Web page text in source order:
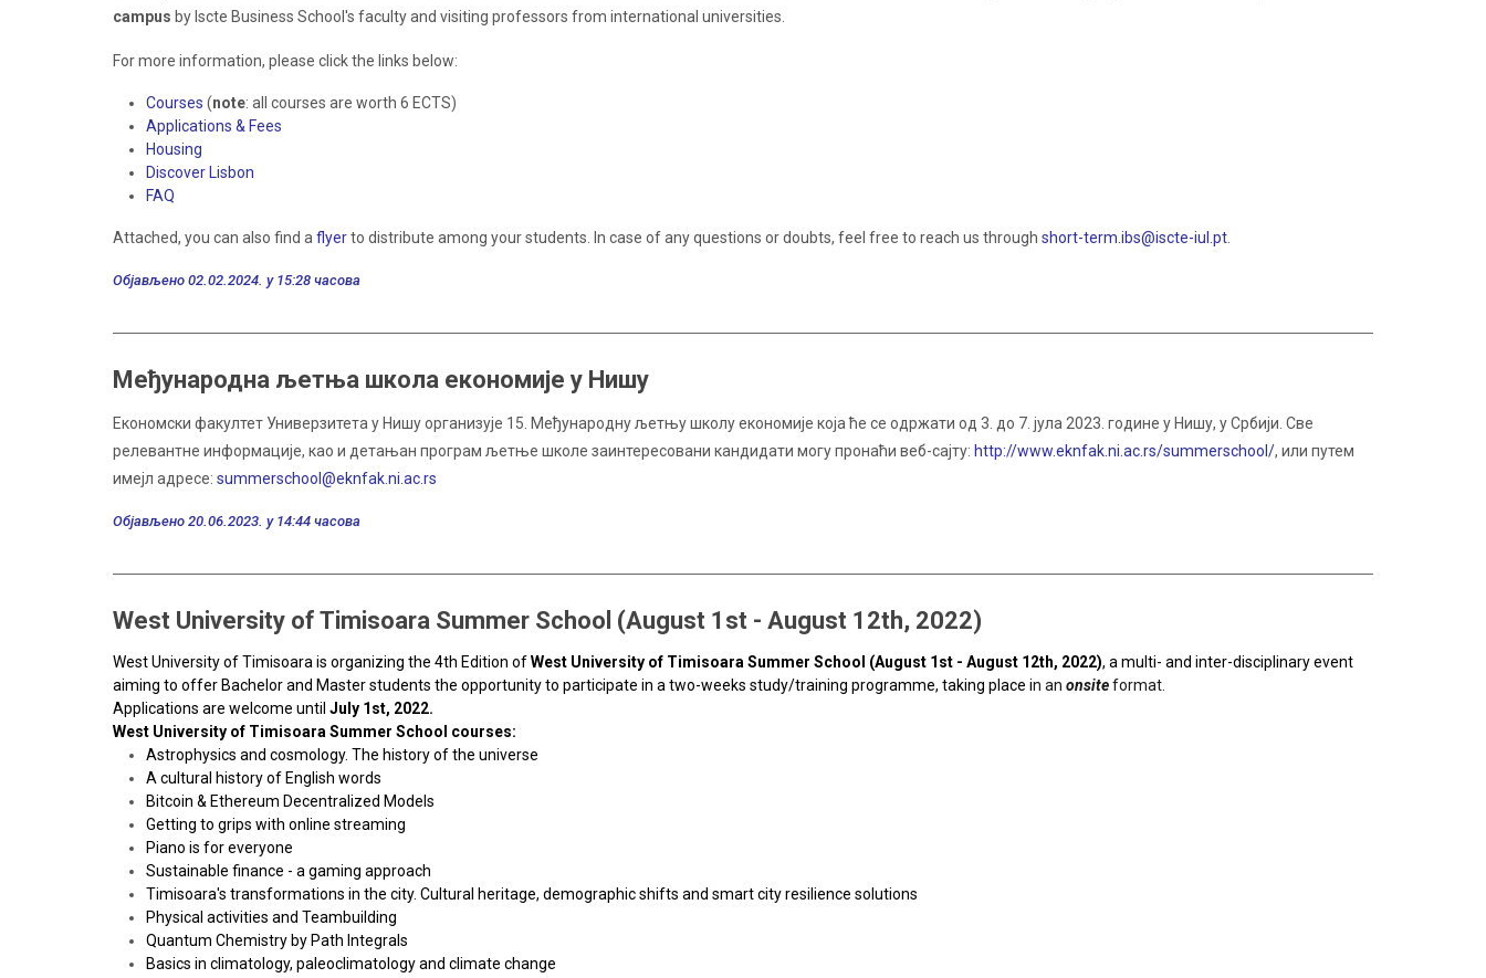
campus by Iscte Business School's faculty and visiting professors from international universities.
For more information, please click the links below:
Courses (note: all courses are worth 6 ECTS)
Applications & Fees
Housing
Discover Lisbon
FAQ
Attached, you can also find a flyerto distribute among your students. In case of any questions or doubts, feel free to reach us through short-term.ibs@iscte-iul.pt
Објављено 02.02.2024. у 15:28 часова
Међународна љетња школа економије у Нишу
Економски факултет Универзитета у Нишу организује 15. Међународну љетњу школу економије која ће се одржати од 3. до 7. јула 2023. године у Нишу, у Србији. Све
релевантне информације, као и детањан програм љетње школе заинтересовани кандидати могу пронаћи веб-сајту: http://www.eknfak.ni.ac.rs/summerschool/, или путем
имејл адресе: summerschool@eknfak.ni.ac.rs
Објављено 20.06.2023. у 14:44 часова
West University of Timisoara Summer School (August 1st - August 12th, 2022)
West University of Timisoara is organizing the 4th Edition ofWest University of Timisoara Summer School (August 1st - August 12th, 2022), a multi- and inter-disciplinary event
aiming to offer Bachelor and Master students the opportunity to participate in a two-weeks study/training programme, taking place in an onsiteformat.
Applications are welcome until July 1st, 2022.
West University of Timisoara Summer School courses:
Astrophysics and cosmology. The history of the universe
A cultural history of English words
Bitcoin & Ethereum Decentralized Models
Getting to grips with online streaming
Piano is for everyone
Sustainable finance - a gaming approach
Timisoara's transformations in the city. Cultural heritage, demographic shifts and smart city resilience solutions
Physical activities and Teambuilding
Quantum Chemistry by Path Integrals
Basics in climatology, paleoclimatology and climate change